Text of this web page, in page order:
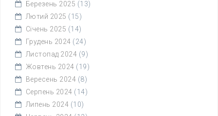
Березень 2025 (13)
Лютий 2025 (15)
Січень 2025 (14)
Грудень 2024 (24)
Листопад 2024 (9)
Жовтень 2024 (19)
Вересень 2024 (8)
Серпень 2024 (14)
Липень 2024 (10)